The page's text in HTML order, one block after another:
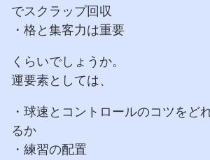
でスクラップ回収
・格と集客力は重要
くらいでしょうか。
運要素としては、
・球速とコントロールのコツをど
るか
・練習の配置